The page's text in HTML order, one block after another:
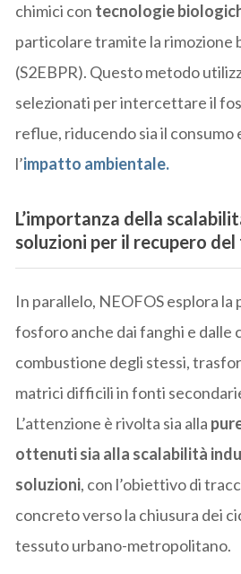
chimici con tecnologie
particolare tramite la rimozione
(S2EBPR). Questo metodo
selezionati per intercettare il
reflue, riducendo sia il consumo
l’impatto ambientale.
L’importanza della
soluzioni per il recupero
In parallelo, NEOFOS esplora
fosforo anche dai fanghi e dalle
combustione degli stessi,
matrici difficili in fonti
L’attenzione è rivolta sia alla
ottenuti sia alla scalabilità
soluzioni, con l’obiettivo di
concreto verso la chiusura dei
tessuto urbano-metropolitano.